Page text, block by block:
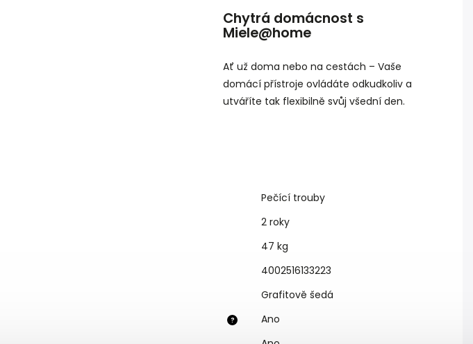
Chytrá domácnost s
Miele@home
Ať už doma nebo na cestách – Vaše
domácí přístroje ovládáte odkudkoliv a
utváříte tak flexibilně svůj všední den.
Pečící trouby
2 roky
47 kg
4002516133223
Grafitově šedá
?
Ano